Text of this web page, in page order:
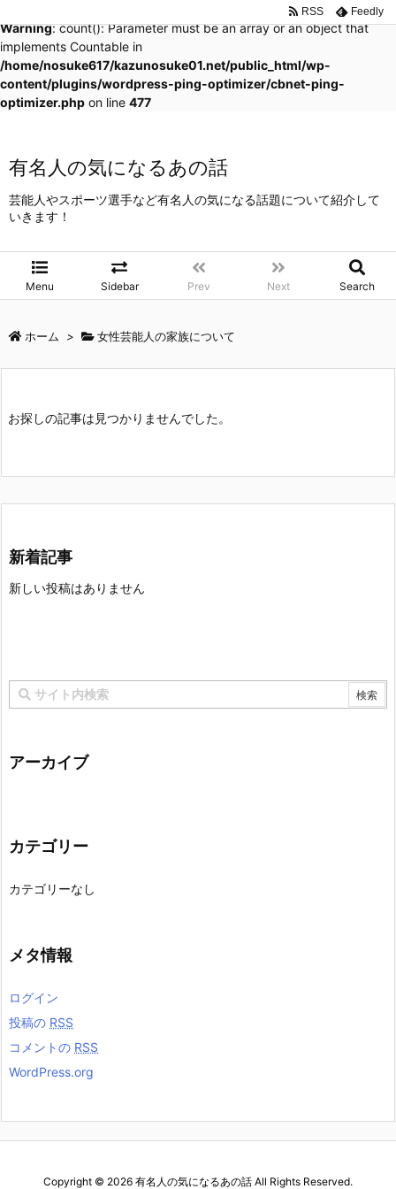
Warning: count(): Parameter must be an array or an object that
implements Countable in
/home/nosuke617/kazunosuke01.net/public_html/wp-
content/plugins/wordpress-ping-optimizer/cbnet-ping-
optimizer.php on line 477
有名人の気になるあの話
芸能人やスポーツ選手など有名人の気になる話題について紹介して
いきます！
Menu Sidebar Prev Next Search
RSS Feedly
ホーム > 女性芸能人の家族について
お探しの記事は見つかりませんでした。
新着記事
新しい投稿はありません
アーカイブ
カテゴリー
カテゴリーなし
メタ情報
ログイン
投稿の RSS
コメントの RSS
WordPress.org
Copyright © 2026 有名人の気になるあの話 All Rights Reserved.